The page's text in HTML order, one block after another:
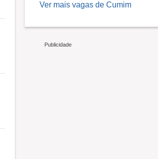
Ver mais vagas de Cumim